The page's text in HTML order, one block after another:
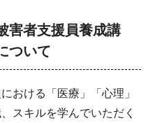
害者支援員養成講
ついて
おける「医療」「心理」
スキルを学んでいただく